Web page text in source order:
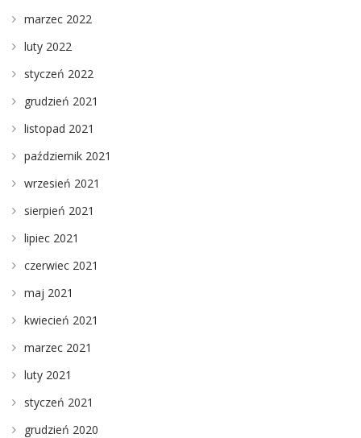
marzec 2022
luty 2022
styczeń 2022
grudzień 2021
listopad 2021
październik 2021
wrzesień 2021
sierpień 2021
lipiec 2021
czerwiec 2021
maj 2021
kwiecień 2021
marzec 2021
luty 2021
styczeń 2021
grudzień 2020